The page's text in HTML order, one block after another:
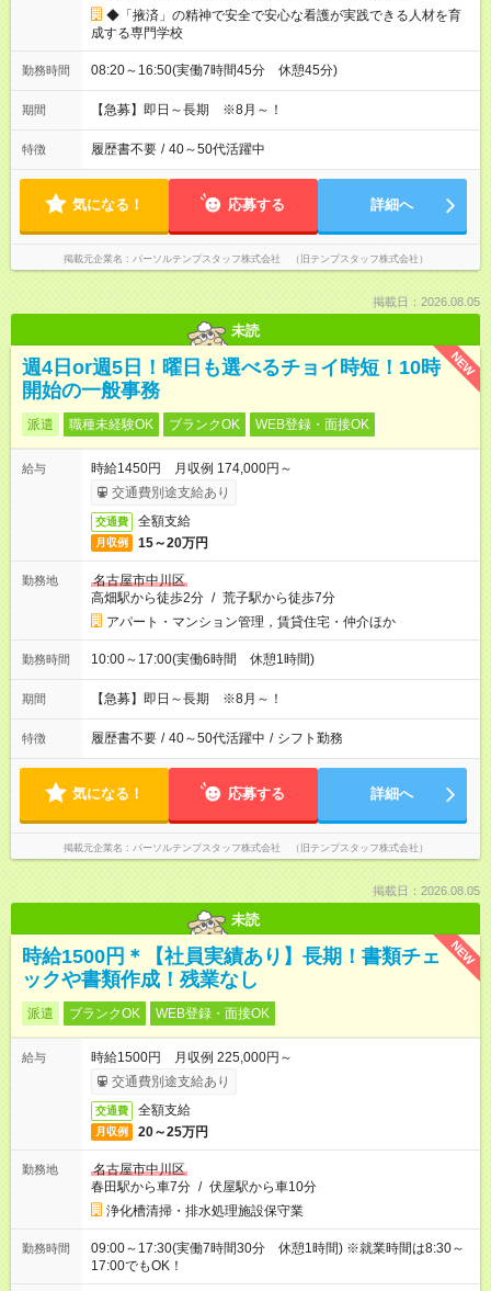
◆「掖済」の精神で安全で安心な看護が実践できる人材を育
成する専門学校
勤務時間 08:20～16:50(実働7時間45分 休憩45分)
期間 【急募】即日～長期 ※8月～！
特徴 履歴書不要 / 40～50代活躍中
気になる！ 応募する 詳細へ
掲載元企業名 パーソルテンプスタッフ株式会社 （旧テンプスタッフ株式会社）
掲載日：2026.08.05
未読
NEW
週4日or週5日！曜日も選べるチョイ時短！10時
開始の一般事務
派遣 職種未経験OK ブランクOK WEB登録・面接OK
給与
時給1450円 月収例 174,000円～
交通費別途支給あり
交通費 全額支給
月収例 15～20万円
勤務地
名古屋市中川区
高畑駅から徒歩2分 / 荒子駅から徒歩7分
アパート・マンション管理，賃貸住宅・仲介ほか
勤務時間 10:00～17:00(実働6時間 休憩1時間)
期間 【急募】即日～長期 ※8月～！
特徴 履歴書不要 / 40～50代活躍中 / シフト勤務
気になる！ 応募する 詳細へ
掲載元企業名 パーソルテンプスタッフ株式会社 （旧テンプスタッフ株式会社）
掲載日：2026.08.05
未読
NEW
時給1500円＊【社員実績あり】長期！書類チェ
ックや書類作成！残業なし
派遣 ブランクOK WEB登録・面接OK
給与
時給1500円 月収例 225,000円～
交通費別途支給あり
交通費 全額支給
月収例 20～25万円
勤務地
名古屋市中川区
春田駅から車7分 / 伏屋駅から車10分
浄化槽清掃・排水処理施設保守業
勤務時間
09:00～17:30(実働7時間30分 休憩1時間) ※就業時間は8:30～
17:00でもOK！